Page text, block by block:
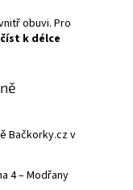
obuvi. Pro
k délce
Bačkorky.cz v
4 – Modřany